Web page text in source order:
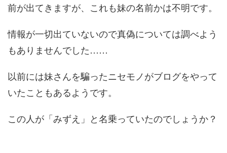
前が出てきますが、これも妹の名前かは不明です。
情報が一切出ていないので真偽については調べよう
もありませんでした……
以前には妹さんを騙ったニセモノがブログをやって
いたこともあるようです。
この人が「みずえ」と名乗っていたのでしょうか？